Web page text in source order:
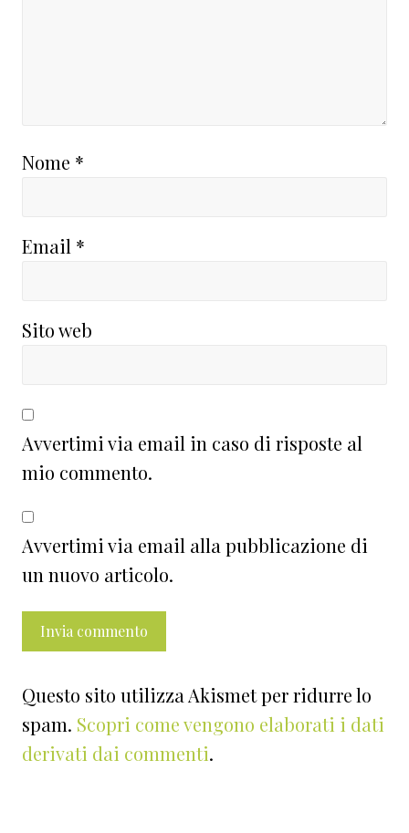
Nome *
Email *
Sito web
Avvertimi via email in caso di risposte al
mio commento.
Avvertimi via email alla pubblicazione di
un nuovo articolo.
Questo sito utilizza Akismet per ridurre lo
spam. Scopri come vengono elaborati i dati
derivati dai commenti.